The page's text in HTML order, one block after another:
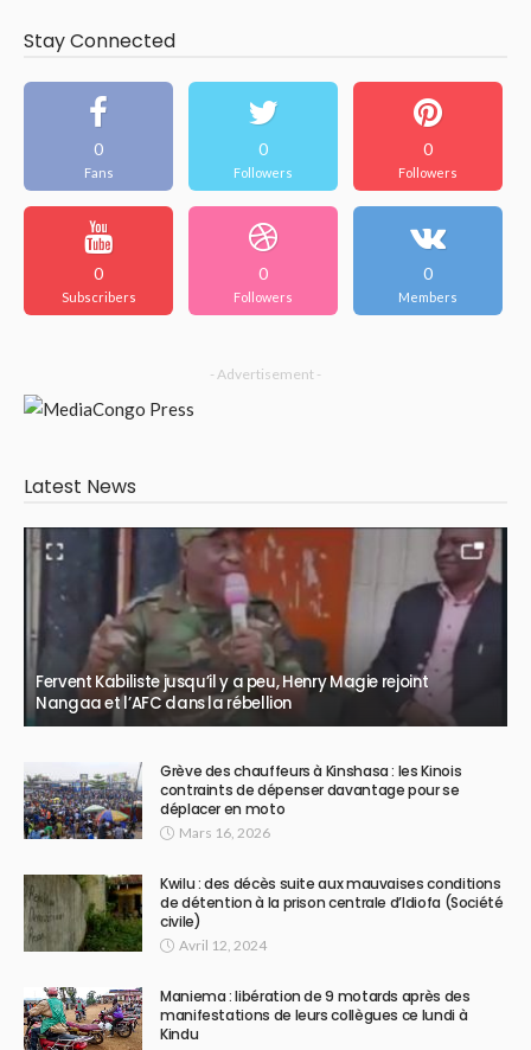
Stay Connected
0
Fans
0
Followers
0
Followers
0
Subscribers
0
Followers
0
Members
- Advertisement -
Latest News
Fervent Kabiliste jusqu’il y a peu, Henry Magie rejoint
Nangaa et l’AFC dans la rébellion
Grève des chauffeurs à Kinshasa : les Kinois
contraints de dépenser davantage pour se
déplacer en moto
Mars 16, 2026
Kwilu : des décès suite aux mauvaises conditions
de détention à la prison centrale d’Idiofa (Société
civile)
Avril 12, 2024
Maniema : libération de 9 motards après des
manifestations de leurs collègues ce lundi à
Kindu